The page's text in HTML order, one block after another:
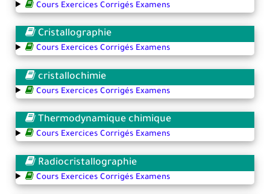
Cours Exercices Corrigés Examens
Cristallographie
Cours Exercices Corrigés Examens
cristallochimie
Cours Exercices Corrigés Examens
Thermodynamique chimique
Cours Exercices Corrigés Examens
Radiocristallographie
Cours Exercices Corrigés Examens